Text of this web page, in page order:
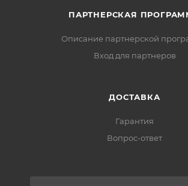
ПАРТНЕРСКАЯ
Описание партнерской
Вход для партнеров
ДОСТАВКА
Гарантия
Вопрос-ответ